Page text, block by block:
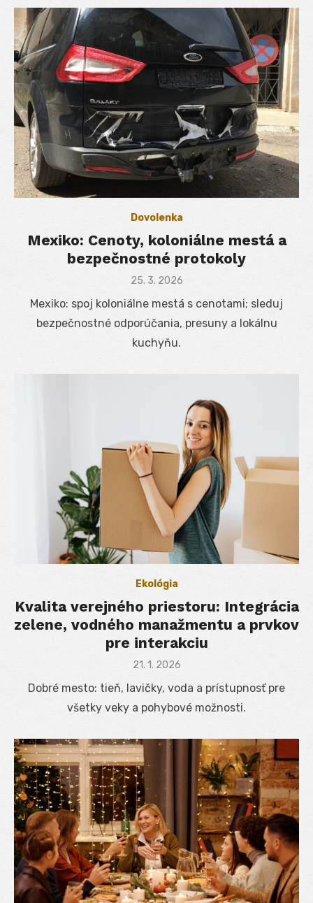
Dovolenka
Mexiko: Cenoty, koloniálne mestá a
bezpečnostné protokoly
Posted
25. 3. 2026
Mexiko: spoj koloniálne mestá s cenotami; sleduj
bezpečnostné odporúčania, presuny a lokálnu
kuchyňu.
Ekológia
Kvalita verejného priestoru: Integrácia
zelene, vodného manažmentu a prvkov
pre interakciu
Posted
21. 1. 2026
Dobré mesto: tieň, lavičky, voda a prístupnosť pre
všetky veky a pohybové možnosti.